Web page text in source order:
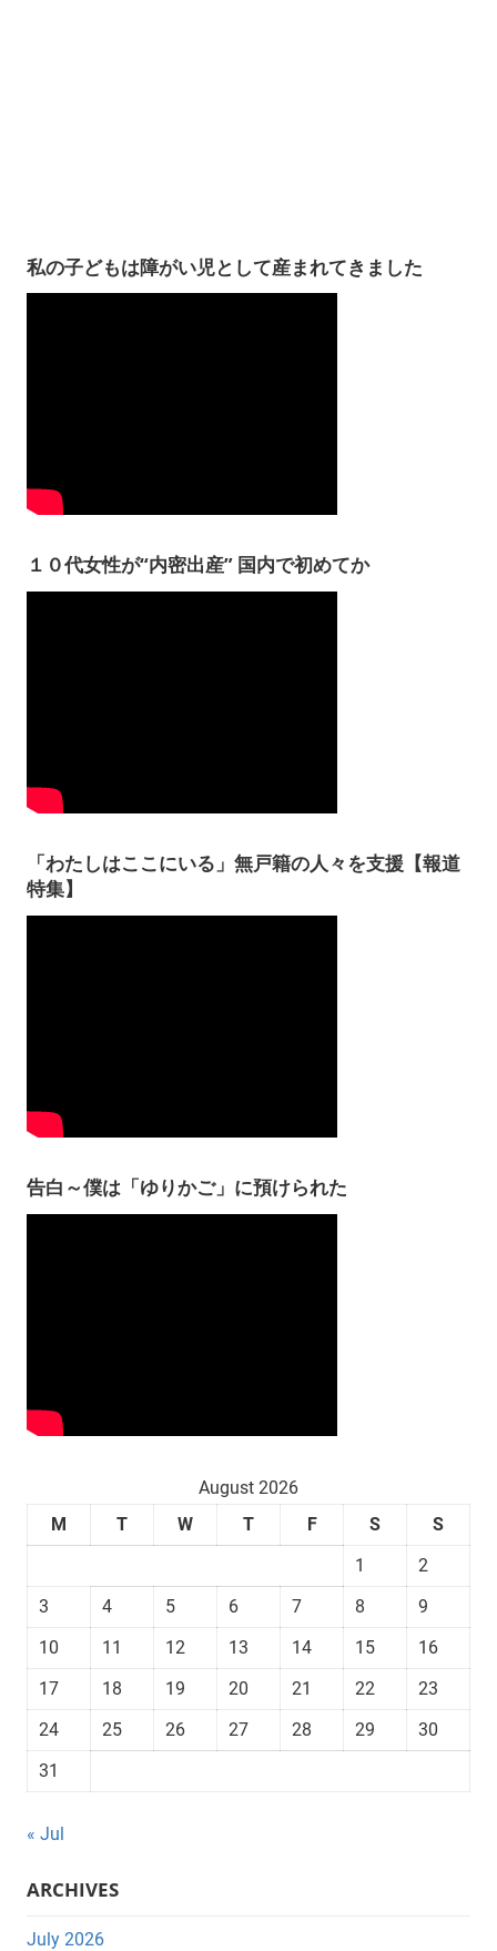
私の子どもは障がい児として産まれてきました
１０代女性が“内密出産” 国内で初めてか
「わたしはここにいる」無戸籍の人々を支援【報道
特集】
告白～僕は「ゆりかご」に預けられた
August 2026
M
T W T F S
S
1
2
3
4 5 6 7 8
9
10
11 12 13 14 15
16
17
18 19 20 21 22
23
24
25 26 27 28 29
30
31
« Jul
ARCHIVES
July 2026